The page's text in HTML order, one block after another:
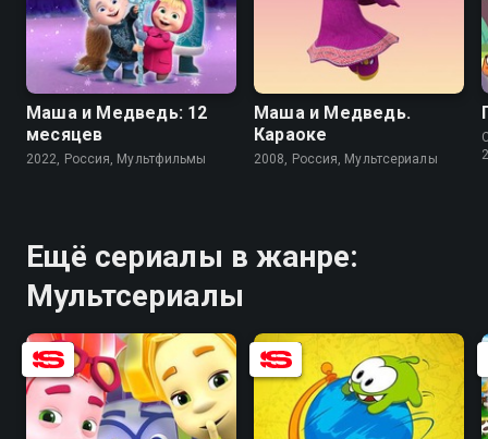
8.5 7.0
Маша и Медведь: 12
месяцев
2022, Россия, Мультфильмы
Маша и Медведь.
Караоке
2008, Россия, Мультсериалы
Ещё сериалы в жанре:
Мультсериалы